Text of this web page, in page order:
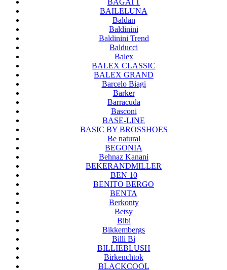
BAGATT
BAILELUNA
Baldan
Baldinini
Baldinini Trend
Balducci
Balex
BALEX CLASSIC
BALEX GRAND
Barcelo Biagi
Barker
Barracuda
Basconi
BASE-LINE
BASIC BY BROSSHOES
Be natural
BEGONIA
Behnaz Kanani
BEKERANDMILLER
BEN 10
BENITO BERGO
BENTA
Berkonty
Betsy
Bibi
Bikkembergs
Billi Bi
BILLIEBLUSH
Birkenchtok
BLACKCOOL